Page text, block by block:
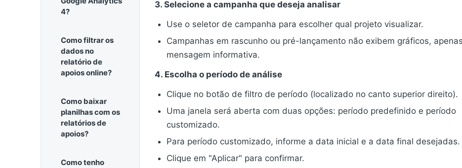
4?
Como filtrar os
dados no
relatório de
apoios online?
Como baixar
planilhas com os
relatórios de
apoios?
Como tenho
3. Selecione a campanha que deseja analisar
Use o seletor de campanha para escolher qual projeto visualizar.
Campanhas em rascunho ou pré-lançamento não exibem gráficos,
mensagem informativa.
4. Escolha o período de análise
Clique no botão de filtro de período (localizado no canto superior direito).
Uma janela será aberta com duas opções: período predefinido e período
customizado.
Para período customizado, informe a data inicial e a data final desejadas.
Clique em "Aplicar" para confirmar.